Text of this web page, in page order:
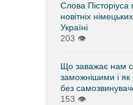
Слова
новітніх
Україні
203 👁
Що заважає нам
заможнішими і як
без
153 👁